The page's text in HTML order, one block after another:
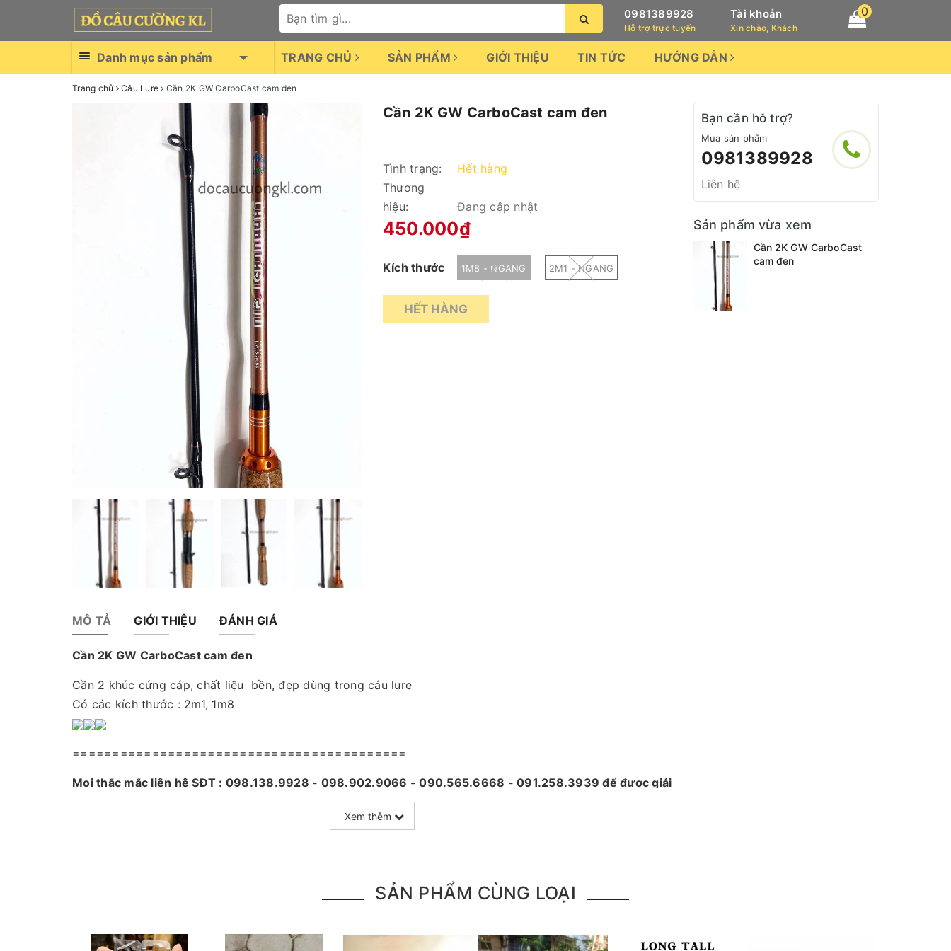
0981389928
Hỗ trợ trực tuyến
Tài khoản
Xin chào, Khách
0
Danh mục sản phẩm TRANG CHỦ SẢN PHẨM GIỚI THIỆU TIN TỨC HƯỚNG DẪN
Trang chủ Câu Lure Cần 2K GW CarboCast cam đen
Cần 2K GW CarboCast cam đen
Tình trạng:
Hết hàng
Thương
hiệu:
Đang cập nhật
450.000₫
Kích thước 1M8 - NGANG 2M1 - NGANG
HẾT HÀNG
MÔ TẢ GIỚI THIỆU ĐÁNH GIÁ
Cần 2K GW CarboCast cam đen
Cần 2 khúc cứng cáp, chất liệu bền, đẹp dùng trong cáu lure
Có các kích thước : 2m1, 1m8
==========================================
Mọi thắc mắc liên hệ SĐT : 098.138.9928 - 098.902.9066 - 090.565.6668 - 091.258.3939 để được giải
Ảnh sản phẩm là cửa hàng 100% tự tay chụp nên mọi thông tin và ảnh đều phù hợp với sản phẩm thực tế
Nếu sản phẩm bị lỗi hoặc xảy ra sự cố trong quá trình vận chuyển, sử dụng. Chúng tôi sẽ hỗ trợ ngay cho
Fanpage :Đồ câu Cường KL
Xem thêm
Bạn cần hỗ trợ?
Mua sản phẩm
0981389928
Liên hệ
Sản phẩm vừa xem
Cần 2K GW CarboCast
cam đen
SẢN PHẨM CÙNG LOẠI